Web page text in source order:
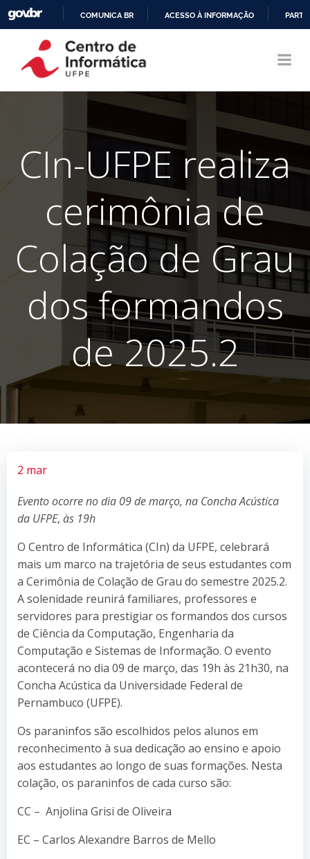
CONTEÚDO
COMUNICA BR ACESSO À INFORMAÇÃO
CIn-UFPE realiza
cerimônia de
Colação de Grau
dos formandos
de 2025.2
2 mar
Evento ocorre no dia 09 de março, na Concha Acústica
da UFPE, às 19h
O Centro de Informática (CIn) da UFPE, celebrará
mais um marco na trajetória de seus estudantes com
a Cerimônia de Colação de Grau do semestre 2025.2.
A solenidade reunirá familiares, professores e
servidores para prestigiar os formandos dos cursos
de Ciência da Computação, Engenharia da
Computação e Sistemas de Informação. O evento
acontecerá no dia 09 de março, das 19h às 21h30, na
Concha Acústica da Universidade Federal de
Pernambuco (UFPE).
Os paraninfos são escolhidos pelos alunos em
reconhecimento à sua dedicação ao ensino e apoio
aos estudantes ao longo de suas formações. Nesta
colação, os paraninfos de cada curso são:
CC – Anjolina Grisi de Oliveira
EC – Carlos Alexandre Barros de Mello